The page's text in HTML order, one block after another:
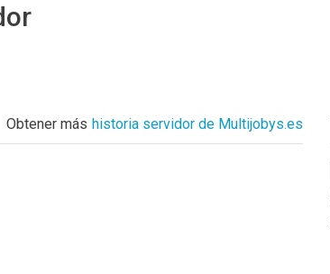
Obtener más historia servidor de Multijobys.es